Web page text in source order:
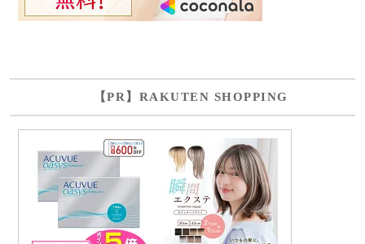
【PR】RAKUTEN SHOPPING